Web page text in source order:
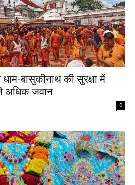
धाम-बासुकीनाथ की सुरक्षा में
अधिक जवान
0